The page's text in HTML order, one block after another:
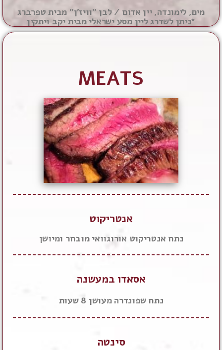
מים, לימונדה, יין אדום / לבן "וויז'ן" מבית טפרברג
*ניתן לשדרג ליין מסע ישראלי מבית יקב ויתקין
MEATS
אנטריקוט
נתח אנטריקוט אורוגוואי מובחר ומיושן
אסאדו במעשנה
נתח שפונדרה מעושן 8 שעות
סינטה